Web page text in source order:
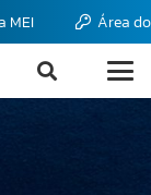
MEI Área